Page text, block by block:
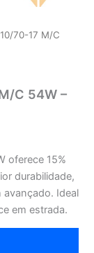
70-17 M/C
C 54W –
oferece 15%
durabilidade,
Ideal
em estrada.